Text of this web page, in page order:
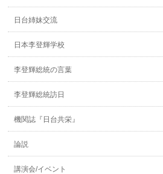
日台姉妹交流
日本李登輝学校
李登輝総統の言葉
李登輝総統訪日
機関誌『日台共栄』
論説
講演会/イベント